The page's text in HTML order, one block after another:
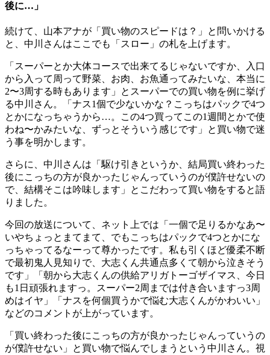
後に…」
続けて、山本アナが「買い物のスピードは？」と問いかける
と、中川さんはここでも「スロー」の札を上げます。
「スーパーとか大体コースで出来てるじゃないですか、入口
から入って周って野菜、お肉、お魚通ってみたいな、本当に
2〜3周する時もあります」とスーパーでの買い物を例に挙げ
る中川さん。「ナス1個で少ないかな？こっちはパックで4つ
とかになっちゃうから…。この4つ買ってこの1週間とかで使
わね〜かみたいな、ずっとそういう感じです」と買い物で迷
う事を明かします。
さらに、中川さんは「駆け引きというか、結局買い終わった
後にこっちの方が良かったじゃんっていうのが僕許せないの
で、結構そこは吟味します」とこだわって買い物をすると語
りました。
今回の放送について、ネット上では「一個で足りるかなあ〜
いやちょっとまてまて、でもこっちはパックで4つとかにな
っちゃってるなーって尊かったです。私も引くほど優柔不断
で最初鬼人見知りで、大志くん共通点多くて朝から泣きそう
です」「朝から大志くんの供給アリガトーゴザイマス、今日
も1日頑張れますっ。スーパー2周までは付き合いますっ3周
めはイヤ」「ナスを何個買うかで悩む大志くんがかわいい」
などのコメントが上がっています。
「買い終わった後にこっちの方が良かったじゃんっていうの
が僕許せない」と買い物で悩んでしまうという中川さん。視